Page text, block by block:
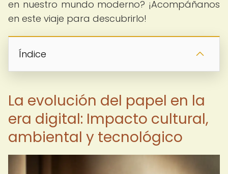
en nuestro mundo moderno? ¡Acompáñanos
en este viaje para descubrirlo!
Índice
La evolución del papel en la
era digital: Impacto cultural,
ambiental y tecnológico